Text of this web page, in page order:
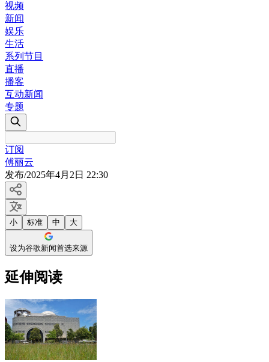
视频
新闻
娱乐
生活
系列节目
直播
播客
互动新闻
专题
订阅
傅丽云
发布/2025年4月2日 22:30
小 标准 中 大
设为谷歌新闻首选来源
延伸阅读